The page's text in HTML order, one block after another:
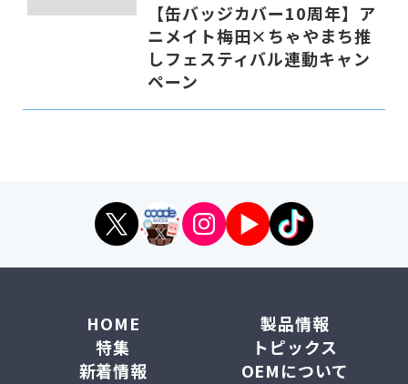
【缶バッジカバー10周年】ア
ニメイト梅田×ちゃやまち推
しフェスティバル連動キャン
ペーン
HOME
製品情報
特集
トピックス
新着情報
OEMについて